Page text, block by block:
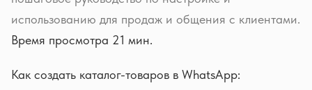
использованию для продаж и общения с клиентами.
Время просмотра 21 мин.
Как создать каталог-товаров в WhatsApp: